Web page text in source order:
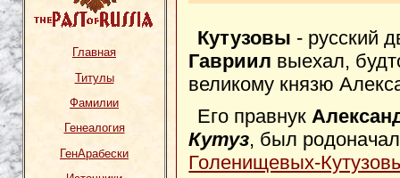
Главная
Титулы
Фамилии
Генеалогия
ГенАрабески
Кутузовы - русский
Гавриил выехал,
великому князю
Его правнук
Кутуз, был
Голенищевых-